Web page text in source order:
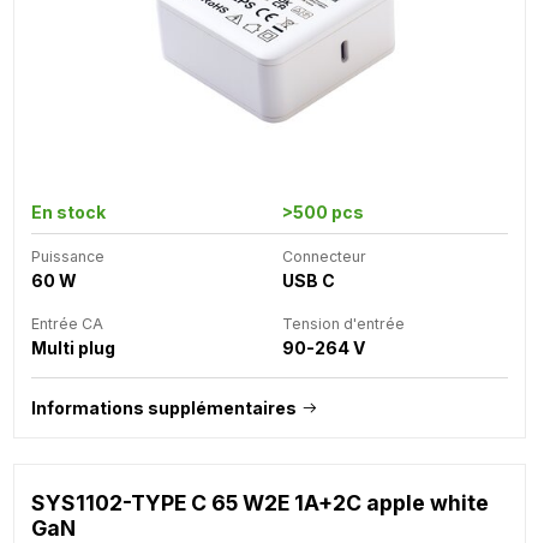
En stock >500 pcs
Puissance
60 W
Connecteur
USB C
Entrée CA
Multi plug
Tension d'entrée
90-264 V
Informations supplémentaires
SYS1102-TYPE C 65 W2E 1A+2C apple white
GaN